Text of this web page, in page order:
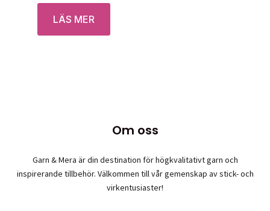
Betygsatt0av 5
LÄS MER
Om oss
Garn & Mera är din destination för högkvalitativt garn och
inspirerande tillbehör. Välkommen till vår gemenskap av stick- och
virkentusiaster!